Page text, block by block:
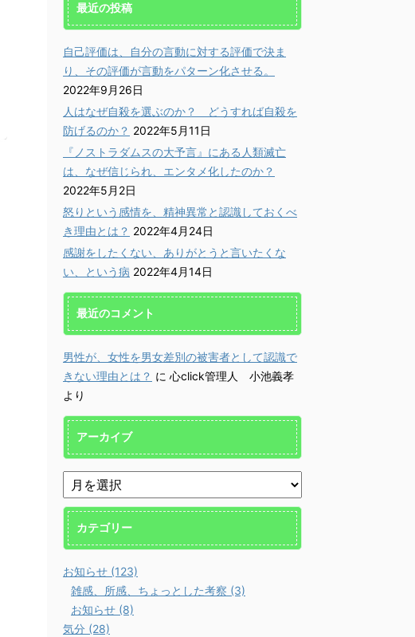
最近の投稿
自己評価は、自分の言動に対する評価で決ま
り、その評価が言動をパターン化させる。
2022年9月26日
人はなぜ自殺を選ぶのか？ どうすれば自殺を
防げるのか？ 2022年5月11日
『ノストラダムスの大予言』にある人類滅亡
は、なぜ信じられ、エンタメ化したのか？
2022年5月2日
怒りという感情を、精神異常と認識しておくべ
き理由とは？ 2022年4月24日
感謝をしたくない、ありがとうと言いたくな
い、という病 2022年4月14日
最近のコメント
男性が、女性を男女差別の被害者として認識で
きない理由とは？ に 心click管理人 小池義孝
より
アーカイブ
カテゴリー
お知らせ (123)
雑感、所感、ちょっとした考察 (3)
お知らせ (8)
気分 (28)